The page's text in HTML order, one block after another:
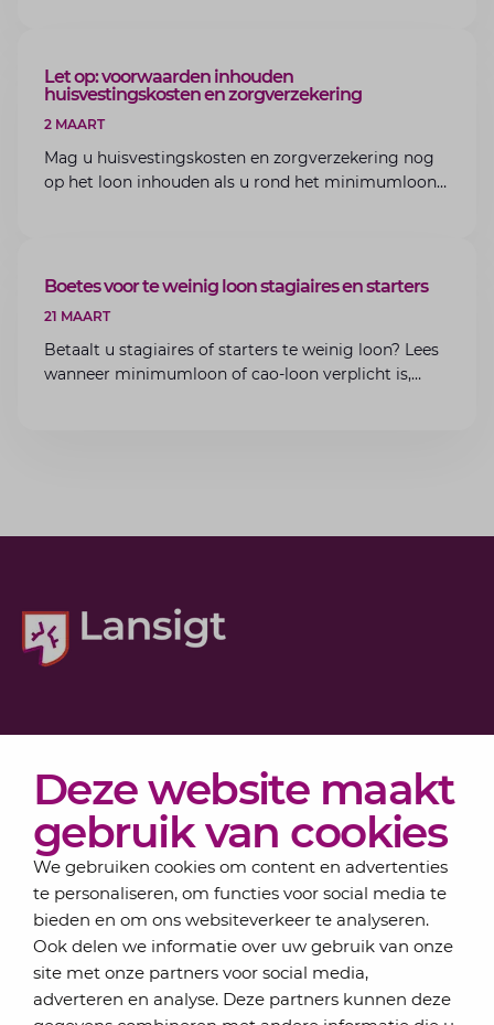
Deze website maakt
gebruik van cookies
We gebruiken cookies om content en advertenties
te personaliseren, om functies voor social media te
bieden en om ons websiteverkeer te analyseren.
Ook delen we informatie over uw gebruik van onze
site met onze partners voor social media,
adverteren en analyse. Deze partners kunnen deze
ARTIKEL
Let op: voorwaarden inhouden
huisvestingskosten en zorgverzekering
2 MAART
Mag u huisvestingskosten en zorgverzekering nog
op het loon inhouden als u rond het minimumloon
ARTIKEL
Boetes voor te weinig loon stagiaires en starters
21 MAART
Betaalt u stagiaires of starters te weinig loon? Lees
wanneer minimumloon of cao-loon verplicht is,
Actueel
Over Lansigt
Contact
Schrijf je in voor onze nieuwsbrief
Elke maand bundelen de adviseurs van Lansigt in
de eSigt het nieuws.